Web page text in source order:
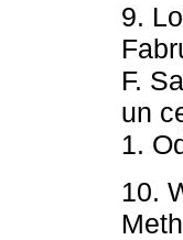
9.
F.
un
1.
10.